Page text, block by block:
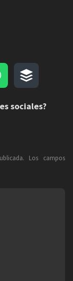
sociales?
Los campos